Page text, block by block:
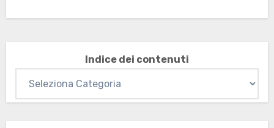
Indice dei contenuti